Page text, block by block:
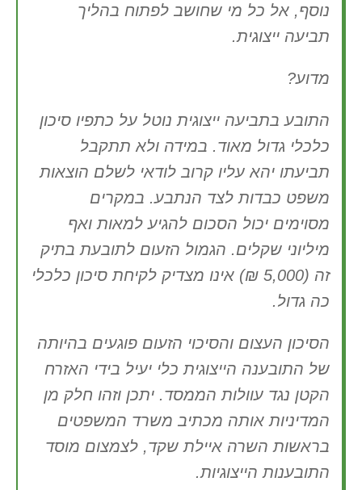
נוסף, אל כל מי שחושב לפתוח בהליך
תביעה ייצוגית.
מדוע?
התובע בתביעה ייצוגית נוטל על כתפיו סיכון
כלכלי גדול מאוד. במידה ולא תתקבל
תביעתו יהא עליו קרוב לודאי לשלם הוצאות
משפט כבדות לצד הנתבע. במקרים
מסוימים יכול הסכום להגיע למאות ואף
מיליוני שקלים. הגמול הזעום לתובעת בתיק
זה (5,000 ₪) אינו מצדיק לקיחת סיכון כלכלי
כה גדול.
הסיכון העצום והסיכוי הזעום פוגעים בהיותה
של התובענה הייצוגית כלי יעיל בידי האזרח
הקטן נגד עוולות הממסד. יתכן וזהו חלק מן
המדיניות אותה מכתיב משרד המשפטים
בראשות השרה איילת שקד, לצמצום מוסד
התובענות הייצוגיות.